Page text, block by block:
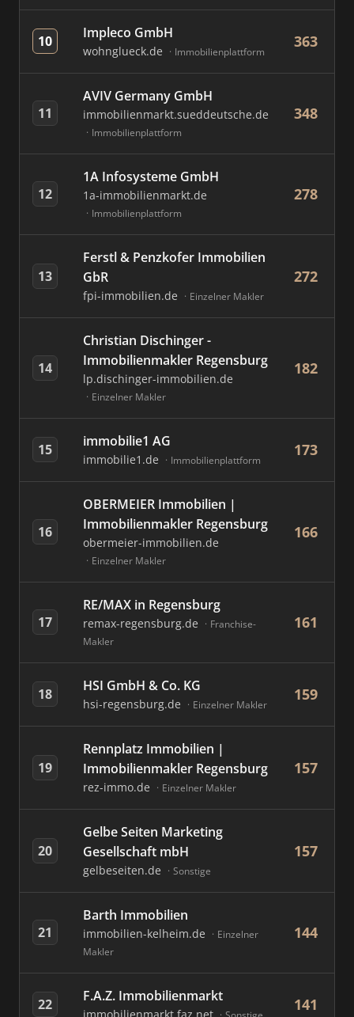
10 Impleco GmbH
wohnglueck.de Immobilienplattform
363
11
AVIV Germany GmbH
immobilienmarkt.sueddeutsche.de
Immobilienplattform
348
12
1A Infosysteme GmbH
1a-immobilienmarkt.de
Immobilienplattform
278
13
Ferstl & Penzkofer Immobilien
GbR
fpi-immobilien.de Einzelner Makler
272
14
Christian Dischinger -
Immobilienmakler Regensburg
lp.dischinger-immobilien.de
Einzelner Makler
182
15 immobilie1 AG
immobilie1.de Immobilienplattform
173
16
OBERMEIER Immobilien |
Immobilienmakler Regensburg
obermeier-immobilien.de
Einzelner Makler
166
17
RE/MAX in Regensburg
remax-regensburg.de
Franchise-
Makler
161
18 HSI GmbH & Co. KG
hsi-regensburg.de Einzelner Makler
159
19
Rennplatz Immobilien |
Immobilienmakler Regensburg
rez-immo.de Einzelner Makler
157
20
Gelbe Seiten Marketing
Gesellschaft mbH
gelbeseiten.de Sonstige
157
21
Barth Immobilien
immobilien-kelheim.de
Einzelner
Makler
144
22 F.A.Z. Immobilienmarkt 141